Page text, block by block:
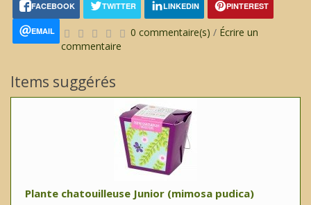
FACEBOOK TWITTER LINKEDIN PINTEREST
EMAIL 0 commentaire(s) / Écrire un
commentaire
Items suggérés
Plante chatouilleuse Junior (mimosa pudica)